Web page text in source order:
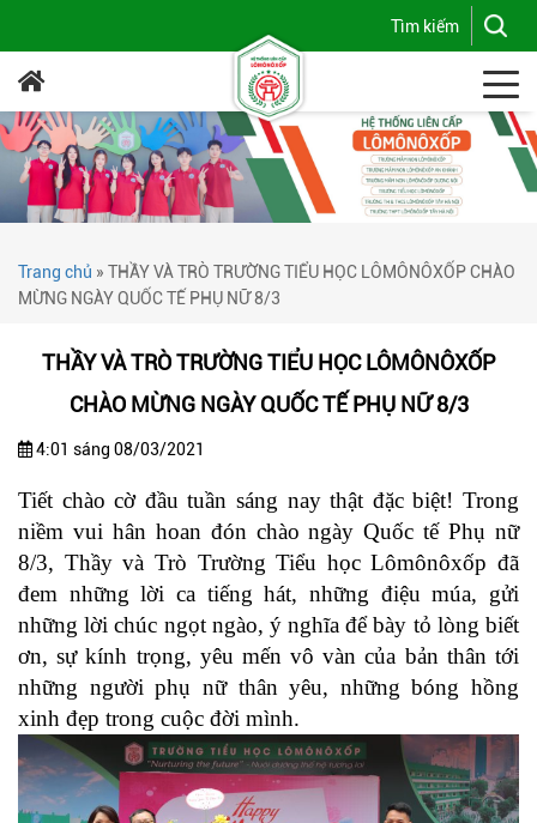
Trang chủ » THẦY VÀ TRÒ TRƯỜNG TIỂU HỌC LÔMÔNÔXỐP CHÀO
MỪNG NGÀY QUỐC TẾ PHỤ NỮ 8/3
THẦY VÀ TRÒ TRƯỜNG TIỂU HỌC LÔMÔNÔXỐP
CHÀO MỪNG NGÀY QUỐC TẾ PHỤ NỮ 8/3
4:01 sáng 08/03/2021
Tiết chào cờ đầu tuần sáng nay thật đặc biệt! Trong
niềm vui hân hoan đón chào ngày Quốc tế Phụ nữ
8/3, Thầy và Trò Trường Tiểu học Lômônôxốp đã
đem những lời ca tiếng hát, những điệu múa, gửi
những lời chúc ngọt ngào, ý nghĩa để bày tỏ lòng biết
ơn, sự kính trọng, yêu mến vô vàn của bản thân tới
những người phụ nữ thân yêu, những bóng hồng
xinh đẹp trong cuộc đời mình.